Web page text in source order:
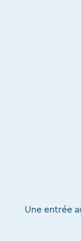
Une entrée